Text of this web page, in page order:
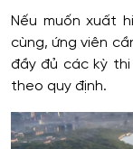
Nếu muốn xuất
cùng, ứng viên
đầy đủ các kỳ
theo quy định.